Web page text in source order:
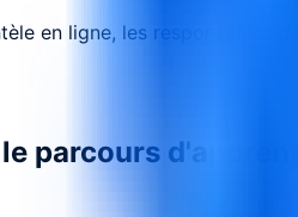
en ligne, les responsables
parcours